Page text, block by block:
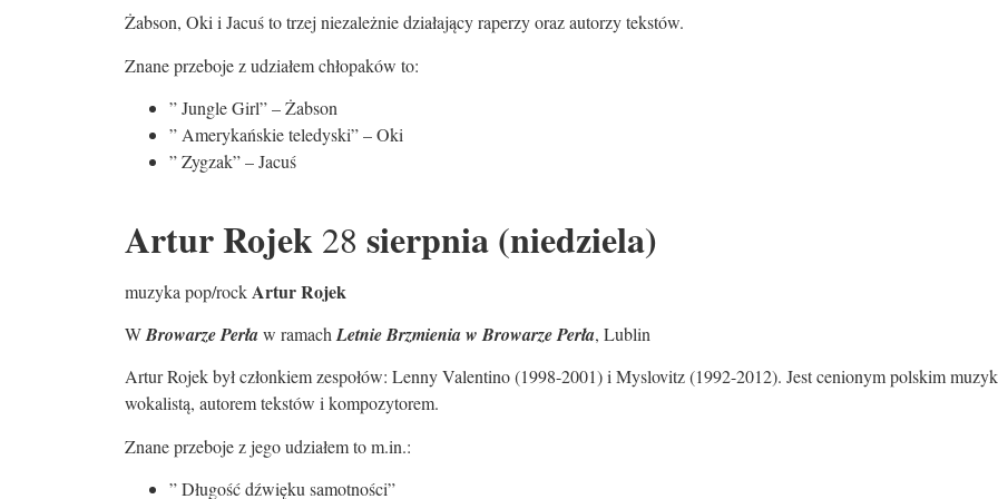
Żabson, Oki i Jacuś to trzej niezależnie działający raperzy oraz autorzy tekstów.
Znane przeboje z udziałem chłopaków to:
” Jungle Girl” – Żabson
” Amerykańskie teledyski” – Oki
” Zygzak” – Jacuś
Artur Rojek 28 sierpnia (niedziela)
muzyka pop/rockArtur Rojek
WBrowarze Perław ramachLetnie Brzmienia w Browarze Perła, Lublin
Artur Rojek był członkiem zespołów: Lenny Valentino (1998-2001) i Myslovitz (1992-2012). Jest cenionym polskim
wokalistą, autorem tekstów i kompozytorem.
Znane przeboje z jego udziałem to m.in.:
” Długość dźwięku samotności”